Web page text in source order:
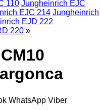
110 Jungheinrich EJC
EJC 214 Jungheinrich
EJD 222
220 »
WhatsApp Viber